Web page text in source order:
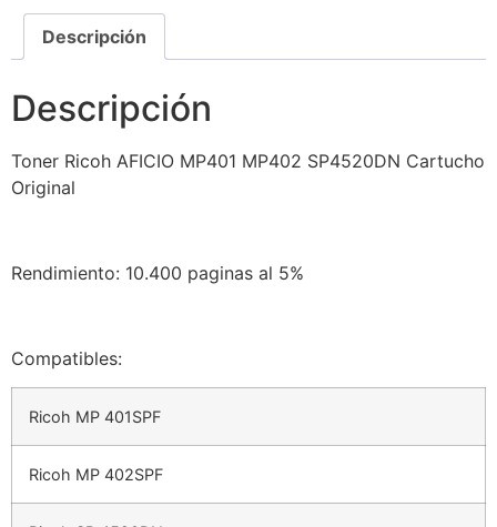
Descripción
Descripción
Toner Ricoh AFICIO MP401 MP402 SP4520DN Cartucho
Original
Rendimiento: 10.400 paginas al 5%
Compatibles:
Ricoh MP 401SPF
Ricoh MP 402SPF